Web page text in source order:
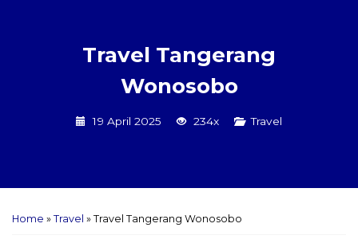
Travel Tangerang
Wonosobo
19 April 2025 234x Travel
Home » Travel » Travel Tangerang Wonosobo